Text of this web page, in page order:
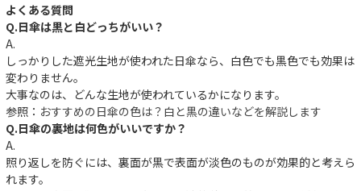
よくある質問
Q.日傘は黒と白どっちがいい？
A.
しっかりした遮光生地が使われた日傘なら、白色でも黒色でも効果は
変わりません。
大事なのは、どんな生地が使われているかになります。
参照： おすすめの日傘の色は？白と黒の違いなどを解説します
Q.日傘の裏地は何色がいいですか？
A.
照り返しを防ぐには、裏面が黒で表面が淡色のものが効果的と考えら
れます。